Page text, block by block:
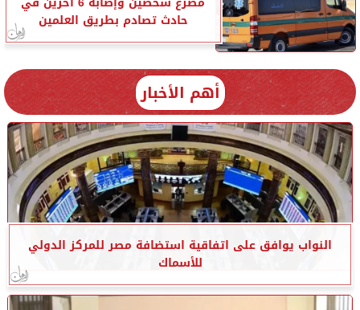
حادث تصادم بطريق العلمين
أهم الأخبار
النواب يوافق على اتفاقية استضافة مصر للمركز الدولي
للأسماك